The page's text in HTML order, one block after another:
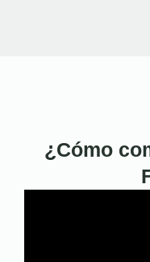
¿Cómo